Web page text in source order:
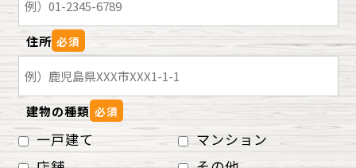
住所 必須
建物の種類 必須
一戸建て
マンション